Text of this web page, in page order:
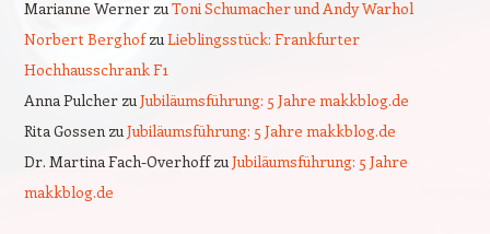
Marianne Wernerzu Toni Schumacher und Andy Warhol
Norbert Berghofzu Lieblingsstück: Frankfurter
Hochhausschrank F1
Anna Pulcherzu Jubiläumsführung: 5 Jahre makkblog.de
Rita Gossen zu Jubiläumsführung: 5 Jahre makkblog.de
Dr. Martina Fach-Overhoffzu Jubiläumsführung: 5 Jahre
makkblog.de